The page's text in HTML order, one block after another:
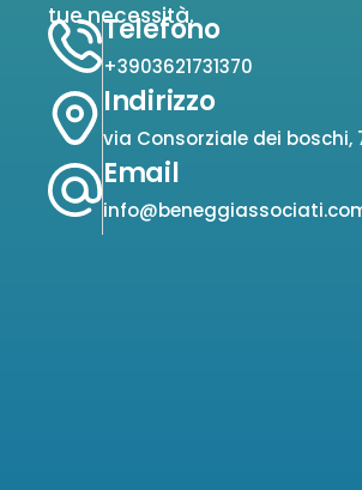
tue necessità.
Telefono
+3903621731370
Indirizzo
via Consorziale dei boschi,
Email